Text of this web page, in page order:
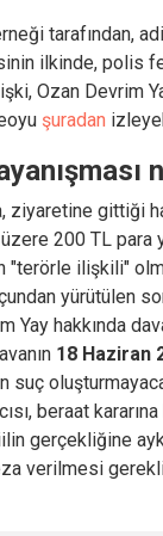
tarafından,
ilkinde, polis
Ozan Devrim
şuradan
ziyaretine gittiği
200 TL para
"terörle ilişkili"
yürütülen
hakkında
18 Haziran
suç
beraat
gerçekliğine
verilmesi